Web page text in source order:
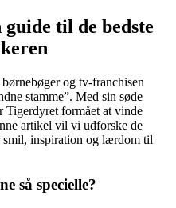
til de bedste
og tv-franchisen
stamme”. Med sin søde
Tigerdyret formået at vinde
artikel vil vi udforske de
smil, inspiration og lærdom til
så specielle?